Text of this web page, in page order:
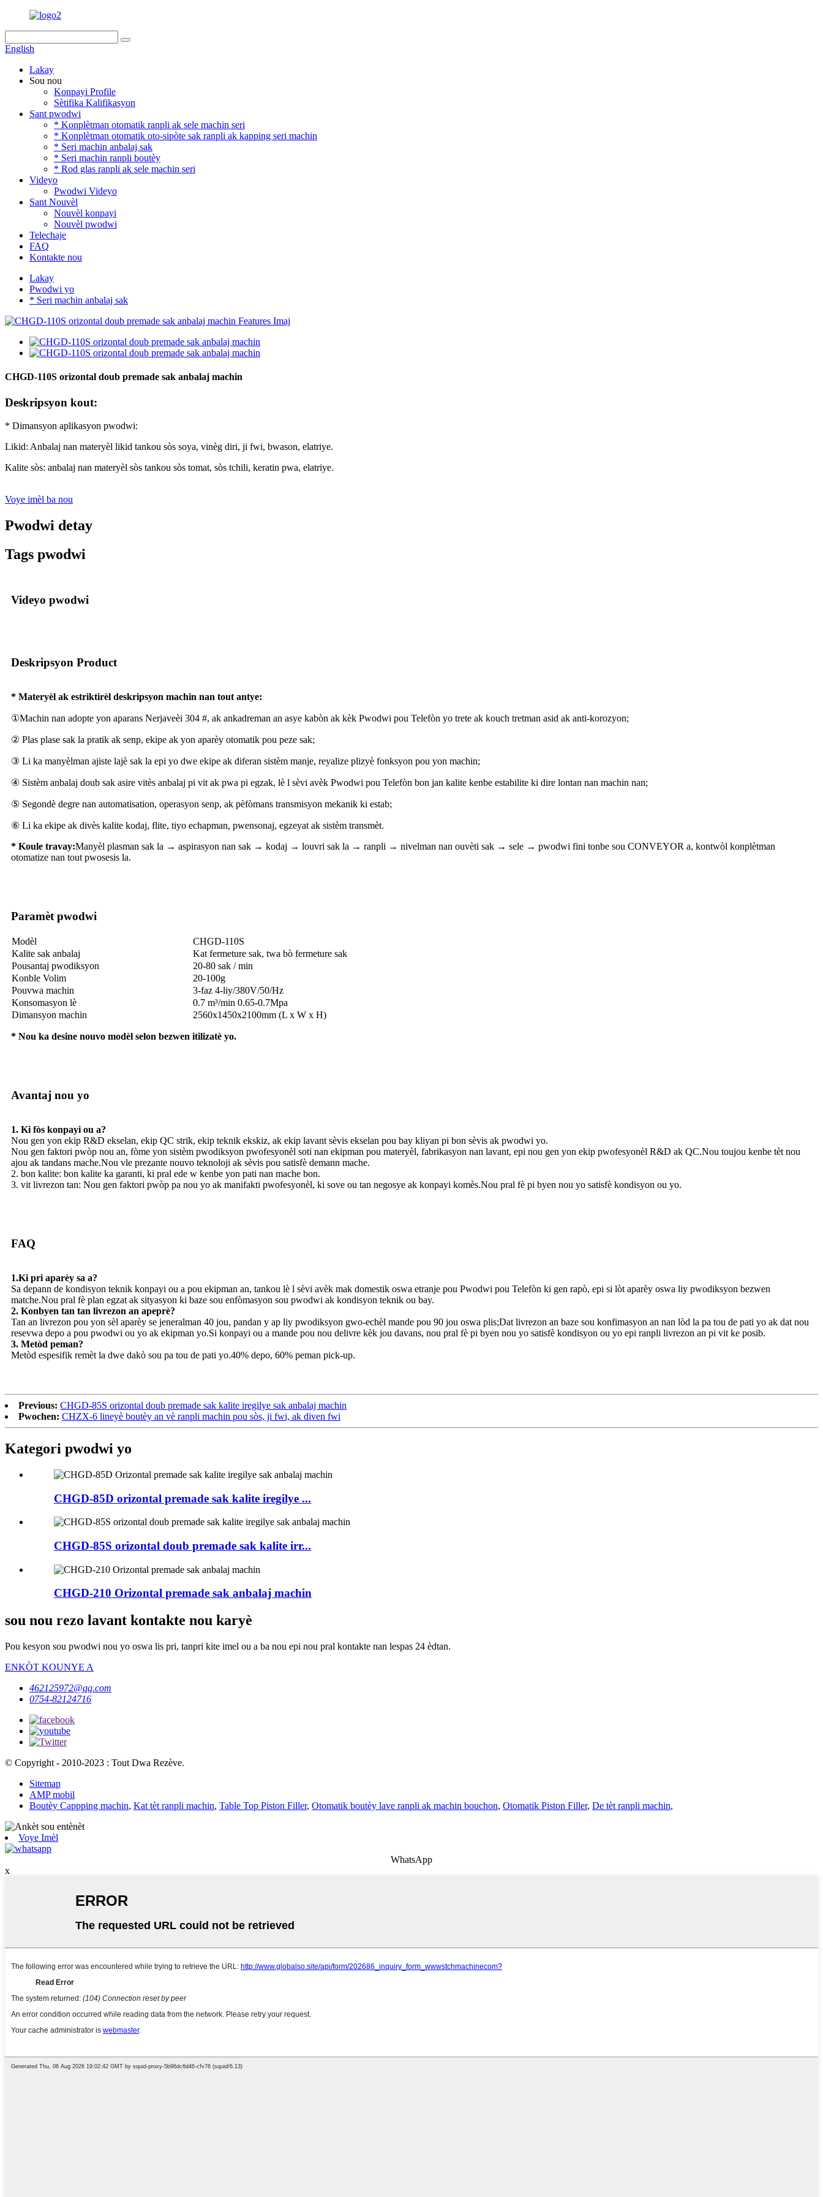
English
Lakay
Sou nou
Konpayi Profile
Sètifika Kalifikasyon
Sant pwodwi
* Konplètman otomatik ranpli ak sele machin seri
* Konplètman otomatik oto-sipòte sak ranpli ak kapping seri machin
* Seri machin anbalaj sak
* Seri machin ranpli boutèy
* Rod glas ranpli ak sele machin seri
Videyo
Pwodwi Videyo
Sant Nouvèl
Nouvèl konpayi
Nouvèl pwodwi
Telechaje
FAQ
Kontakte nou
Lakay
Pwodwi yo
* Seri machin anbalaj sak
CHGD-110S orizontal doub premade sak anbalaj machin
Deskripsyon kout:
* Dimansyon aplikasyon pwodwi:
Likid: Anbalaj nan materyèl likid tankou sòs soya, vinèg diri, ji fwi, bwason, elatriye.
Kalite sòs: anbalaj nan materyèl sòs tankou sòs tomat, sòs tchili, keratin pwa, elatriye.
Voye imèl ba nou
Pwodwi detay
Tags pwodwi
Videyo pwodwi
Deskripsyon Product
* Materyèl ak estriktirèl deskripsyon machin nan tout antye:
①Machin nan adopte yon aparans Nerjaveèi 304 #, ak ankadreman an asye kabòn ak kèk Pwodwi pou Telefòn yo trete ak kouch tretman asid ak anti-korozyon;
② Plas plase sak la pratik ak senp, ekipe ak yon aparèy otomatik pou peze sak;
③ Li ka manyèlman ajiste lajè sak la epi yo dwe ekipe ak diferan sistèm manje, reyalize plizyè fonksyon pou yon machin;
④ Sistèm anbalaj doub sak asire vitès anbalaj pi vit ak pwa pi egzak, lè l sèvi avèk Pwodwi pou Telefòn bon jan kalite kenbe estabilite ki dire lontan nan machin nan;
⑤ Segondè degre nan automatisation, operasyon senp, ak pèfòmans transmisyon mekanik ki estab;
⑥ Li ka ekipe ak divès kalite kodaj, flite, tiyo echapman, pwensonaj, egzeyat ak sistèm transmèt.
* Koule travay:Manyèl plasman sak la → aspirasyon nan sak → kodaj → louvri sak la → ranpli → nivelman nan ouvèti sak → sele → pwodwi fini tonbe sou CONVEYOR a, kontwòl konplètman
otomatize nan tout pwosesis la.
Paramèt pwodwi
Modèl
CHGD-110S
Kalite sak anbalaj
Kat fermeture sak, twa bò fermeture sak
Pousantaj pwodiksyon
20-80 sak / min
Konble Volim
20-100g
Pouvwa machin
3-faz 4-liy/380V/50/Hz
Konsomasyon lè
0.7 m³/min 0.65-0.7Mpa
Dimansyon machin
2560x1450x2100mm (L x W x H)
* Nou ka desine nouvo modèl selon bezwen itilizatè yo.
Avantaj nou yo
1. Ki fòs konpayi ou a?
Nou gen yon ekip R&D ekselan, ekip QC strik, ekip teknik ekskiz, ak ekip lavant sèvis ekselan pou bay kliyan pi bon sèvis ak pwodwi yo.
Nou gen faktori pwòp nou an, fòme yon sistèm pwodiksyon pwofesyonèl soti nan ekipman pou materyèl, fabrikasyon nan lavant, epi nou gen yon ekip pwofesyonèl R&D ak QC.Nou toujou kenbe tèt nou
ajou ak tandans mache.Nou vle prezante nouvo teknoloji ak sèvis pou satisfè demann mache.
2. bon kalite: bon kalite ka garanti, ki pral ede w kenbe yon pati nan mache bon.
3. vit livrezon tan: Nou gen faktori pwòp pa nou yo ak manifakti pwofesyonèl, ki sove ou tan negosye ak konpayi komès.Nou pral fè pi byen nou yo satisfè kondisyon ou yo.
FAQ
1.Ki pri aparèy sa a?
Sa depann de kondisyon teknik konpayi ou a pou ekipman an, tankou lè l sèvi avèk mak domestik oswa etranje pou Pwodwi pou Telefòn ki gen rapò, epi si lòt aparèy oswa liy pwodiksyon bezwen
matche.Nou pral fè plan egzat ak sityasyon ki baze sou enfòmasyon sou pwodwi ak kondisyon teknik ou bay.
2. Konbyen tan tan livrezon an apeprè?
Tan an livrezon pou yon sèl aparèy se jeneralman 40 jou, pandan y ap liy pwodiksyon gwo-echèl mande pou 90 jou oswa plis;Dat livrezon an baze sou konfimasyon an nan lòd la pa tou de pati yo ak dat nou
resevwa depo a pou pwodwi ou yo ak ekipman yo.Si konpayi ou a mande pou nou delivre kèk jou davans, nou pral fè pi byen nou yo satisfè kondisyon ou yo epi ranpli livrezon an pi vit ke posib.
3. Metòd peman?
Metòd espesifik remèt la dwe dakò sou pa tou de pati yo.40% depo, 60% peman pick-up.
Previous: CHGD-85S orizontal doub premade sak kalite iregilye sak anbalaj machin
Pwochen: CHZX-6 lineyè boutèy an vè ranpli machin pou sòs, ji fwi, ak diven fwi
Kategori pwodwi yo
CHGD-85D orizontal premade sak kalite iregilye ...
CHGD-85S orizontal doub premade sak kalite irr...
CHGD-210 Orizontal premade sak anbalaj machin
sou nou rezo lavant kontakte nou karyè
Pou kesyon sou pwodwi nou yo oswa lis pri, tanpri kite imel ou a ba nou epi nou pral kontakte nan lespas 24 èdtan.
ENKÒT KOUNYE A
462125972@qq.com
0754-82124716
© Copyright - 2010-2023 : Tout Dwa Rezève.
Sitemap
AMP mobil
Boutèy Cappping machin, Kat tèt ranpli machin, Table Top Piston Filler, Otomatik boutèy lave ranpli ak machin bouchon, Otomatik Piston Filler, De tèt ranpli machin,
Voye Imèl
WhatsApp
x